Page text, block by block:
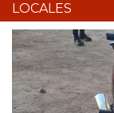
LOCALES